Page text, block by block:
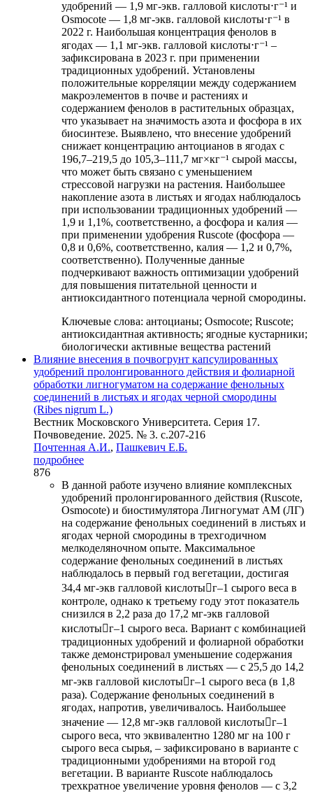
удобрений — 1,9 мг-экв. галловой кислоты⋅г⁻¹ и
Osmocote — 1,8 мг-экв. галловой кислоты⋅г⁻¹ в
2022 г. Наибольшая концентрация фенолов в
ягодах — 1,1 мг-экв. галловой кислоты⋅г⁻¹ –
зафиксирована в 2023 г. при применении
традиционных удобрений. Установлены
положительные корреляции между содержанием
макроэлементов в почве и растениях и
содержанием фенолов в растительных образцах,
что указывает на значимость азота и фосфора в их
биосинтезе. Выявлено, что внесение удобрений
снижает концентрацию антоцианов в ягодах с
196,7–219,5 до 105,3–111,7 мг×кг⁻¹ сырой массы,
что может быть связано с уменьшением
стрессовой нагрузки на растения. Наибольшее
накопление азота в листьях и ягодах наблюдалось
при использовании традиционных удобрений —
1,9 и 1,1%, соответственно, а фосфора и калия —
при применении удобрения Ruscote (фосфора —
0,8 и 0,6%, соответственно, калия — 1,2 и 0,7%,
соответственно). Полученные данные
подчеркивают важность оптимизации удобрений
для повышения питательной ценности и
антиоксидантного потенциала черной смородины.
Ключевые слова: антоцианы; Osmocote; Ruscote;
антиоксидантная активность; ягодные кустарники;
биологически активные вещества растений
Влияние внесения в почвогрунт капсулированных
удобрений пролонгированного действия и фолиарной
обработки лигногуматом на содержание фенольных
соединений в листьях и ягодах черной смородины
(Ribes nigrum L.)
Вестник Московского Университета. Серия 17.
Почвоведение. 2025. № 3. c.207-216
Почтенная А.И., Пашкевич Е.Б.
подробнее
876
В данной работе изучено влияние комплексных
удобрений пролонгированного действия (Ruscote,
Osmocote) и биостимулятора Лигногумат АМ (ЛГ)
на содержание фенольных соединений в листьях и
ягодах черной смородины в трехгодичном
мелкоделяночном опыте. Максимальное
содержание фенольных соединений в листьях
наблюдалось в первый год вегетации, достигая
34,4 мг-экв галловой кислотыг‒1 сырого веса в
контроле, однако к третьему году этот показатель
снизился в 2,2 раза до 17,2 мг-экв галловой
кислотыг‒1 сырого веса. Вариант с комбинацией
традиционных удобрений и фолиарной обработки
также демонстрировал уменьшение содержания
фенольных соединений в листьях — с 25,5 до 14,2
мг-экв галловой кислотыг‒1 сырого веса (в 1,8
раза). Содержание фенольных соединений в
ягодах, напротив, увеличивалось. Наибольшее
значение — 12,8 мг-экв галловой кислотыг‒1
сырого веса, что эквивалентно 1280 мг на 100 г
сырого веса сырья, – зафиксировано в варианте с
традиционными удобрениями на второй год
вегетации. В варианте Ruscote наблюдалось
трехкратное увеличение уровня фенолов — с 3,2